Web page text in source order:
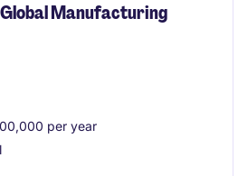
はなく、業務改善や仕組み化
特徴です。
Manufacturing
per year